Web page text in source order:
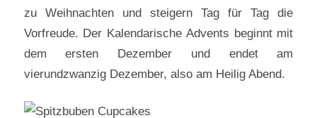
zu Weihnachten und steigern Tag für Tag die
Vorfreude. Der Kalendarische Advents beginnt mit
dem ersten Dezember und endet am
vierundzwanzig Dezember, also am Heilig Abend.